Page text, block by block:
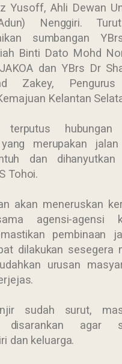
Yusoff, Ahli Dewan
Nenggiri.
sumbangan
Binti Dato Mohd
dan YBrs Dr
Zakey,
Kelantan
terputus hubungan
merupakan
dan
Tohoi.
akan meneruskan
agensi-agensi
pembinaan
dilakukan sesegera
urusan
sudah surut,
disarankan agar
dan keluarga.